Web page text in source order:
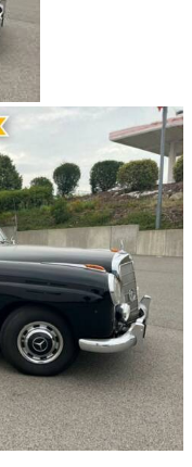
wurden mit 21.500
220 S gehört mit nur
Nachkriegsmodellen
Benz W 180 – und
W 111. Dieses
im gleichen Monat
W 180 in Cabriolet-,
Die letzten mit
1959 das Werk.